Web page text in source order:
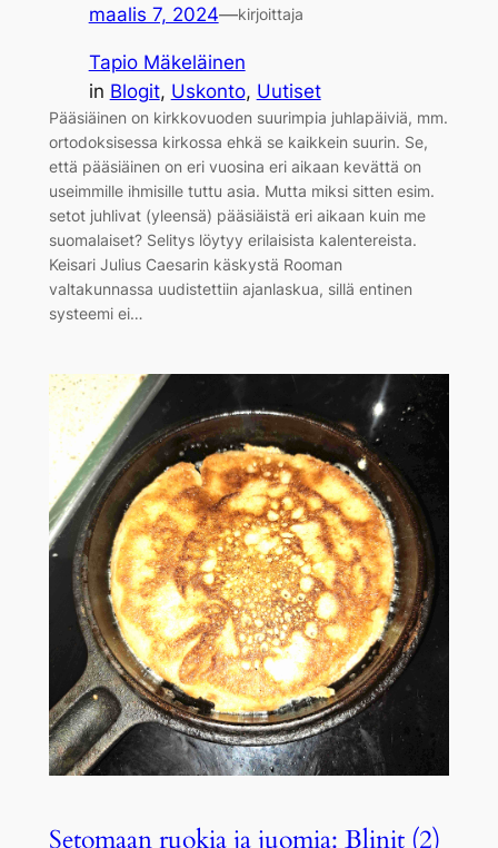
maalis 7, 2024—kirjoittaja
Tapio Mäkeläinen
in Blogit, Uskonto, Uutiset
Pääsiäinen on kirkkovuoden suurimpia juhlapäiviä, mm.
ortodoksisessa kirkossa ehkä se kaikkein suurin. Se,
että pääsiäinen on eri vuosina eri aikaan kevättä on
useimmille ihmisille tuttu asia. Mutta miksi sitten esim.
setot juhlivat (yleensä) pääsiäistä eri aikaan kuin me
suomalaiset? Selitys löytyy erilaisista kalentereista.
Keisari Julius Caesarin käskystä Rooman
valtakunnassa uudistettiin ajanlaskua, sillä entinen
systeemi ei…
Setomaan ruokia ja juomia: Blinit (2)